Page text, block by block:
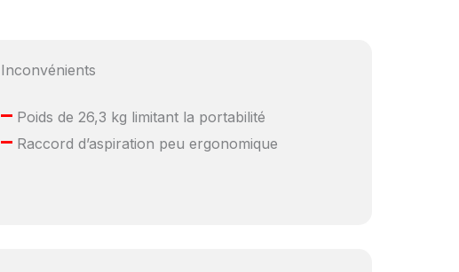
Inconvénients
– Poids de 26,3 kg limitant la portabilité
– Raccord d’aspiration peu ergonomique